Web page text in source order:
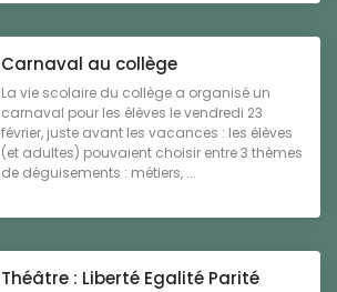
Carnaval au collège
La vie scolaire du collège a organisé un
carnaval pour les élèves le vendredi 23
février, juste avant les vacances : les élèves
(et adultes) pouvaient choisir entre 3 thèmes
de déguisements : métiers, ...
Théâtre : Liberté Egalité Parité